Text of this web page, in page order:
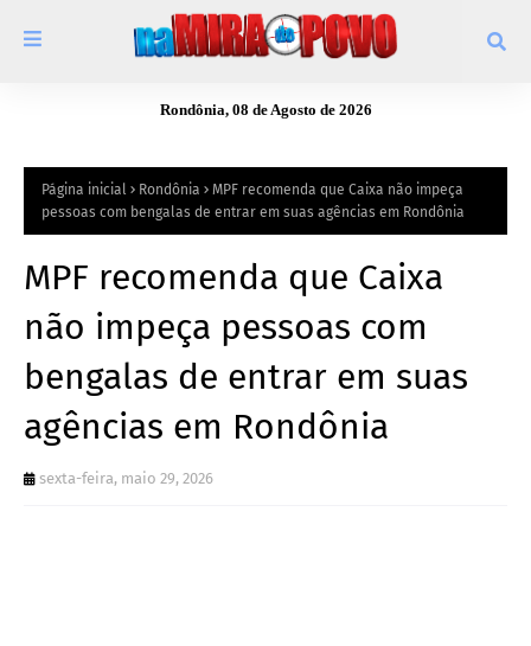
Rondônia, 08 de Agosto de 2026
Página inicial Rondônia
MPF recomenda que Caixa não impeça
pessoas com bengalas de entrar em suas agências em Rondônia
MPF recomenda que Caixa
não impeça pessoas com
bengalas de entrar em suas
agências em Rondônia
sexta-feira, maio 29, 2026